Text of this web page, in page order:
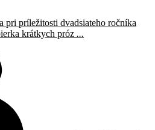
pri príležitosti dvadsiateho ročníka
krátkych próz ...